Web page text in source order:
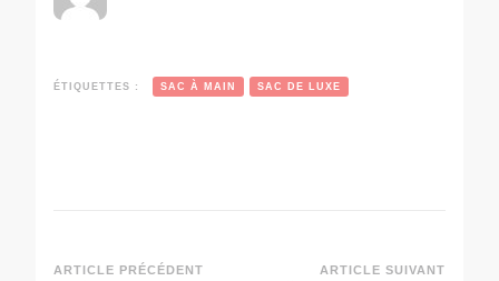
ÉTIQUETTES : SAC À MAIN SAC DE LUXE
ARTICLE PRÉCÉDENT ARTICLE SUIVANT